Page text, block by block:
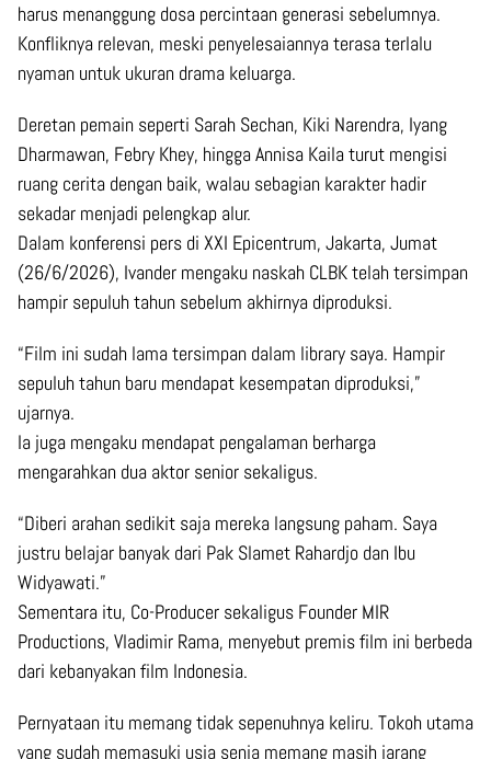
harus menanggung dosa percintaan generasi sebelumnya.
Konfliknya relevan, meski penyelesaiannya terasa terlalu
nyaman untuk ukuran drama keluarga.
Deretan pemain seperti Sarah Sechan, Kiki Narendra, Iyang
Dharmawan, Febry Khey, hingga Annisa Kaila turut mengisi
ruang cerita dengan baik, walau sebagian karakter hadir
sekadar menjadi pelengkap alur.
Dalam konferensi pers di XXI Epicentrum, Jakarta, Jumat
(26/6/2026), Ivander mengaku naskah CLBK telah tersimpan
hampir sepuluh tahun sebelum akhirnya diproduksi.
“Film ini sudah lama tersimpan dalam library saya. Hampir
sepuluh tahun baru mendapat kesempatan diproduksi,”
ujarnya.
Ia juga mengaku mendapat pengalaman berharga
mengarahkan dua aktor senior sekaligus.
“Diberi arahan sedikit saja mereka langsung paham. Saya
justru belajar banyak dari Pak Slamet Rahardjo dan Ibu
Widyawati.”
Sementara itu, Co-Producer sekaligus Founder MIR
Productions, Vladimir Rama, menyebut premis film ini berbeda
dari kebanyakan film Indonesia.
Pernyataan itu memang tidak sepenuhnya keliru. Tokoh utama
yang sudah memasuki usia senja memang masih jarang